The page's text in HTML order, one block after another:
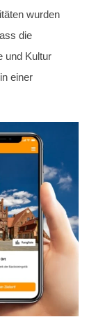
wurden
die
und Kultur
einer